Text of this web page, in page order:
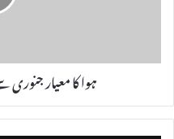
ہوا کا معیار جنوری